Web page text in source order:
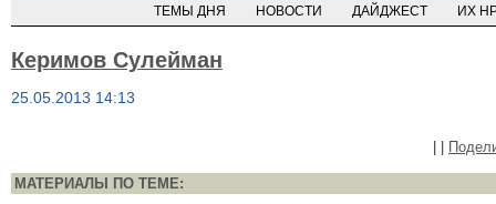
ТЕМЫ ДНЯ НОВОСТИ ДАЙДЖЕСТ ИХ
Керимов Сулейман
25.05.2013 14:13
МАТЕРИАЛЫ ПО ТЕМЕ: